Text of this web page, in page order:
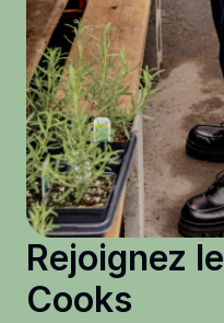
Rejoignez
Cooks